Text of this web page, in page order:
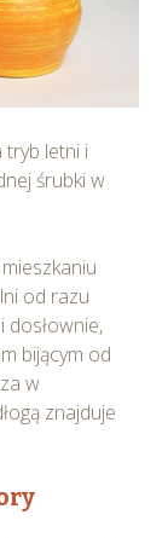
tryb letni i
śrubki w
od razu
dosłownie,
bijącym od
w
znajduje